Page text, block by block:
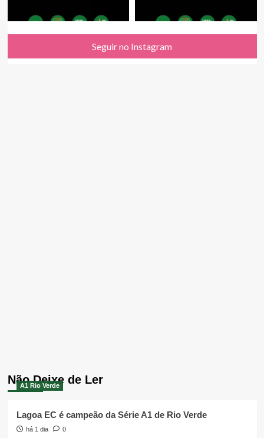
Seguir no Instagram
Não Deixe de Ler
A1 Rio Verde
Lagoa EC é campeão da Série A1 de Rio Verde
há 1 dia 0